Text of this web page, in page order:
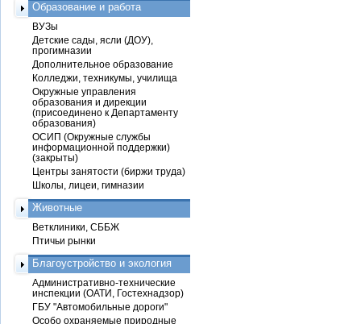
Образование и работа
ВУЗы
Детские сады, ясли (ДОУ),
прогимназии
Дополнительное образование
Колледжи, техникумы, училища
Окружные управления
образования и дирекции
(присоединено к Департаменту
образования)
ОСИП (Окружные службы
информационной поддержки)
(закрыты)
Центры занятости (биржи труда)
Школы, лицеи, гимназии
Животные
Ветклиники, СББЖ
Птичьи рынки
Благоустройство и экология
Административно-технические
инспекции (ОАТИ, Гостехнадзор)
ГБУ "Автомобильные дороги"
Особо охраняемые природные